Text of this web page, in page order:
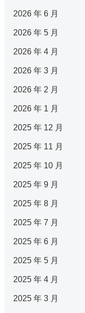
2026 年 6 月
2026 年 5 月
2026 年 4 月
2026 年 3 月
2026 年 2 月
2026 年 1 月
2025 年 12 月
2025 年 11 月
2025 年 10 月
2025 年 9 月
2025 年 8 月
2025 年 7 月
2025 年 6 月
2025 年 5 月
2025 年 4 月
2025 年 3 月